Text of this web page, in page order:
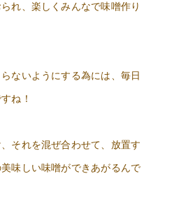
れ、楽しくみんなで味噌作り
ないようにする為には、毎日
ね！
それを混ぜ合わせて、放置す
味しい味噌ができあがるんで